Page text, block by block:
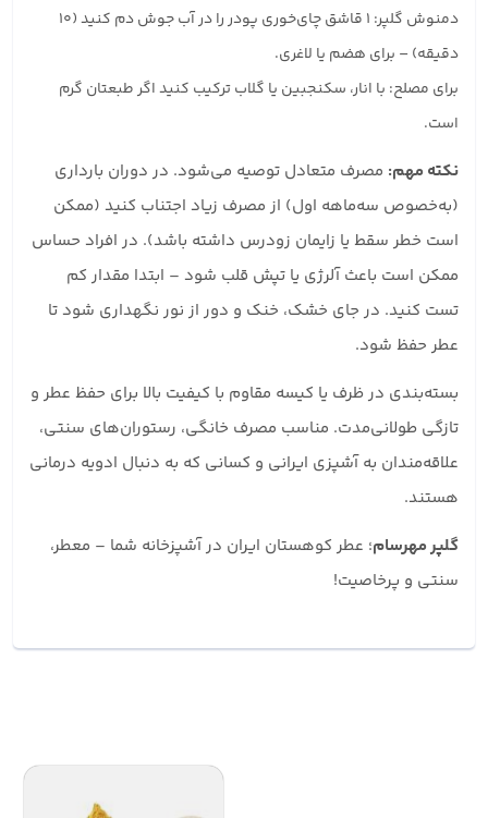
دمنوش گلپر: ۱ قاشق چای‌خوری پودر را در آب جوش دم کنید (۱۰
دقیقه) – برای هضم یا لاغری.
برای مصلح: با انار، سکنجبین یا گلاب ترکیب کنید اگر طبعتان گرم
است.
نکته مهم: مصرف متعادل توصیه می‌شود. در دوران بارداری
(به‌خصوص سه‌ماهه اول) از مصرف زیاد اجتناب کنید (ممکن
است خطر سقط یا زایمان زودرس داشته باشد). در افراد حساس
ممکن است باعث آلرژی یا تپش قلب شود – ابتدا مقدار کم
تست کنید. در جای خشک، خنک و دور از نور نگهداری شود تا
عطر حفظ شود.
بسته‌بندی در ظرف یا کیسه مقاوم با کیفیت بالا برای حفظ عطر و
تازگی طولانی‌مدت. مناسب مصرف خانگی، رستوران‌های سنتی،
علاقه‌مندان به آشپزی ایرانی و کسانی که به دنبال ادویه درمانی
هستند.
گلپر مهرسام؛ عطر کوهستان ایران در آشپزخانه شما – معطر،
سنتی و پرخاصیت!